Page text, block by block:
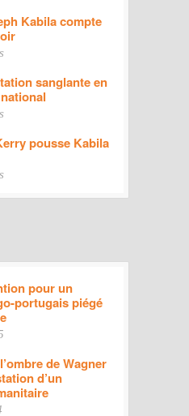
Kabila compte
sanglante en
pousse Kabila
pour un
portugais piégé
de Wagner
d’un